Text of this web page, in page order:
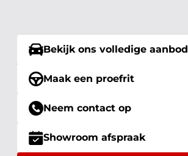
Bekijk ons volledige aanbod
Maak een proefrit
Neem contact op
Showroom afspraak